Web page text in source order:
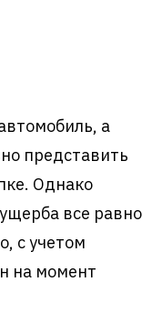
а
представить
Однако
все равно
с учетом
на момент